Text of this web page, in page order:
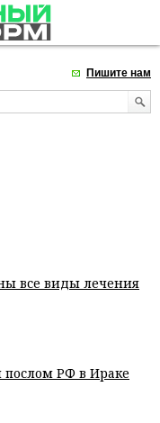
Пишите нам
все виды лечения
РФ в Ираке